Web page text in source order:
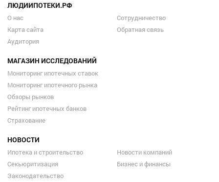
ЛЮДИИПОТЕКИ.РФ
О нас
Карта сайта
Аудитория
Сотрудничество
Обратная связь
МАГАЗИН ИССЛЕДОВАНИЙ
Мониторинг ипотечных ставок
Мониторинг ипотечного рынка
Обзоры рынков
Рейтинг ипотечных банков
Страхование
НОВОСТИ
Ипотека и строительство
Секьюритизация
Законодательство
Новости компаний
Бизнес и финансы